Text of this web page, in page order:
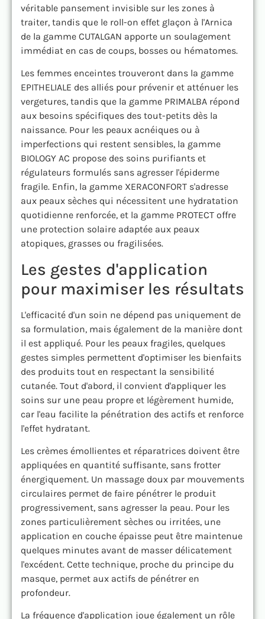
véritable pansement invisible sur les zones à
traiter, tandis que le roll-on effet glaçon à l'Arnica
de la gamme CUTALGAN apporte un soulagement
immédiat en cas de coups, bosses ou hématomes.
Les femmes enceintes trouveront dans la gamme
EPITHELIALE des alliés pour prévenir et atténuer les
vergetures, tandis que la gamme PRIMALBA répond
aux besoins spécifiques des tout-petits dès la
naissance. Pour les peaux acnéiques ou à
imperfections qui restent sensibles, la gamme
BIOLOGY AC propose des soins purifiants et
régulateurs formulés sans agresser l'épiderme
fragile. Enfin, la gamme XERACONFORT s'adresse
aux peaux sèches qui nécessitent une hydratation
quotidienne renforcée, et la gamme PROTECT offre
une protection solaire adaptée aux peaux
atopiques, grasses ou fragilisées.
Les gestes d'application
pour maximiser les résultats
L'efficacité d'un soin ne dépend pas uniquement de
sa formulation, mais également de la manière dont
il est appliqué. Pour les peaux fragiles, quelques
gestes simples permettent d'optimiser les bienfaits
des produits tout en respectant la sensibilité
cutanée. Tout d'abord, il convient d'appliquer les
soins sur une peau propre et légèrement humide,
car l'eau facilite la pénétration des actifs et renforce
l'effet hydratant.
Les crèmes émollientes et réparatrices doivent être
appliquées en quantité suffisante, sans frotter
énergiquement. Un massage doux par mouvements
circulaires permet de faire pénétrer le produit
progressivement, sans agresser la peau. Pour les
zones particulièrement sèches ou irritées, une
application en couche épaisse peut être maintenue
quelques minutes avant de masser délicatement
l'excédent. Cette technique, proche du principe du
masque, permet aux actifs de pénétrer en
profondeur.
La fréquence d'application joue également un rôle